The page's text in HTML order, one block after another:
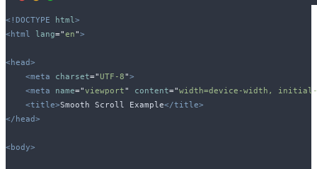
<!DOCTYPE html >
<html
lang="en">
<head>
<meta
charset="UTF-8">
<meta
name="viewport" content="width=device-width, initial-
<title>Smooth Scroll Example</title>
</head>
<body>